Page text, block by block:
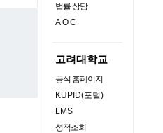
법률 상담
AOC
고려대학교
공식 홈페이지
KUPID(포털)
LMS
성적조회